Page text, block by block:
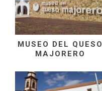
MUSEO DEL QUESO
MAJORERO